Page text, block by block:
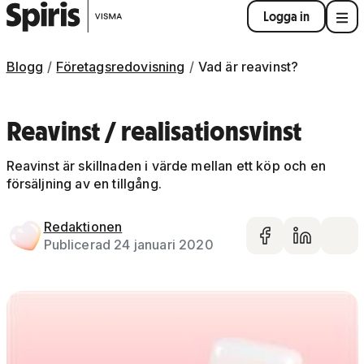
Logga in
Blogg Företagsredovisning Vad är reavinst?
Reavinst / realisationsvinst
Reavinst är skillnaden i värde mellan ett köp och en
försäljning av en tillgång.
Redaktionen
Publicerad 24 januari 2020
Dela på
Dela